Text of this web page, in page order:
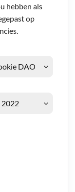
hebben als
op